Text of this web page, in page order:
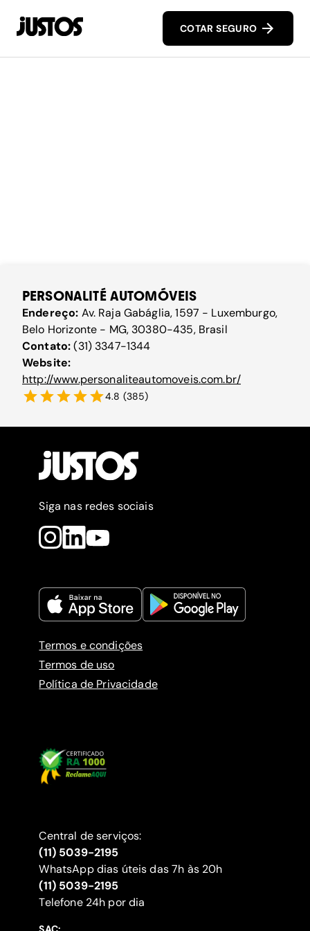
COTAR SEGURO
PERSONALITÉ AUTOMÓVEIS
Endereço: Av. Raja Gabáglia, 1597 - Luxemburgo,
Belo Horizonte - MG, 30380-435, Brasil
Contato:(31) 3347-1344
Website:
http://www.personaliteautomoveis.com.br/
4.8 (385)
Siga nas redes sociais
Termos e condições
Termos de uso
Política de Privacidade
Central de serviços:
(11) 5039-2195
WhatsApp dias úteis das 7h às 20h
(11) 5039-2195
‍Telefone 24h por dia